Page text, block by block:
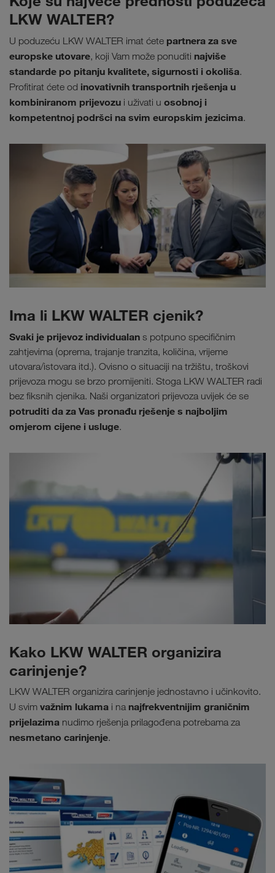
LKW WALTER?
U poduzeću LKW WALTER imat ćete partnera za sve
europske utovare, koji Vam može ponuditi najviše
standarde po pitanju kvalitete, sigurnosti i okoliša.
Profitirat ćete od inovativnih transportnih rješenja u
kombiniranom prijevozu i uživati u osobnoj i
kompetentnoj podršci na svim europskim jezicima.
Ima li LKW WALTER cjenik?
Svaki je prijevoz individualan s potpuno specifičnim
zahtjevima (oprema, trajanje tranzita, količina, vrijeme
utovara/istovara itd.). Ovisno o situaciji na tržištu, troškovi
prijevoza mogu se brzo promijeniti. Stoga LKW WALTER radi
bez fiksnih cjenika. Naši organizatori prijevoza uvijek će se
potruditi da za Vas pronađu rješenje s najboljim
omjerom cijene i usluge.
Kako LKW WALTER organizira
carinjenje?
LKW WALTER organizira carinjenje jednostavno i učinkovito.
U svim važnim lukama i na najfrekventnijim graničnim
prijelazima nudimo rješenja prilagođena potrebama za
nesmetano carinjenje.